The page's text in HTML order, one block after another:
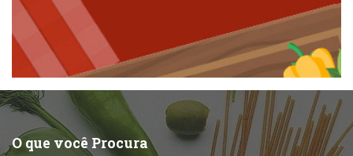
Peixes e Frutos do Mar
Pizzarias
Pizzarias
Portuguesa
Sobremesas e sorvetes
O que você Procura